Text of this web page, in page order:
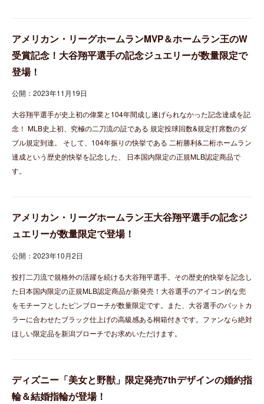
アメリカン・リーグホームランMVP＆ホームラン王のW
受賞記念！大谷翔平選手の記念ジュエリーが数量限定で
登場！
公開：2023年11月19日
大谷翔平選手が史上初の偉業と104年間成し遂げられなかった記念達成を記
念！ MLB史上初、究極の二刀流の証である 規定投球回数&規定打席数のダ
ブル規定到達。 そして、104年振りの快挙である 二桁勝利&二桁ホームラン
達成という歴史的快挙を記念した、 日本国内限定の正規MLB認定商品で
す。
アメリカン・リーグホームラン王大谷翔平選手の記念ジ
ュエリーが数量限定で登場！
公開：2023年10月2日
投打二刀流で規格外の活躍を続ける大谷翔平選手。その歴史的快挙を記念し
た日本国内限定の正規MLB認定商品が新発売！大谷選手のアイコン的な兜
をモチーフとしたピンブローチが数量限定です。また、大谷選手のバットカ
ラーに合わせたブラック仕上げの高級感ある桐箱付きです。ファンなら絶対
ほしい限定品を新潟ブローチでお求めいただけます。
ディズニー「美女と野獣」限定発売7thデザインの婚約指
輪＆結婚指輪が登場！